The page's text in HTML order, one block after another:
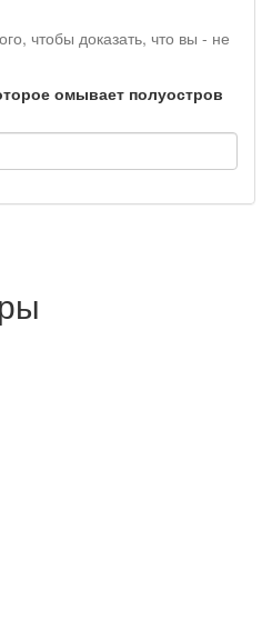
чтобы доказать, что вы - не
омывает полуостров